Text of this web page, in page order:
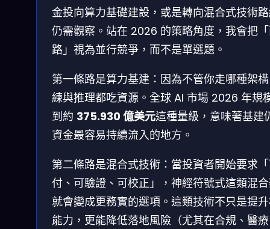
金投向算力基礎建設，或是轉向混合式技術
仍需觀察。站在 2026 的策略角度，我會把
路」視為並行競爭，而不是單選題。
第一條路是算力基建：因為不管你走哪種架
練與推理都吃資源。全球 AI 市場 2026 年規
到約 375.930 億美元這種量級，意味著基建
資金最容易持續流入的地方。
第二條路是混合式技術：當投資者開始要求
付、可驗證、可校正」，神經符號式這類混
就會變成更務實的選項。這類技術不只是提
能力，更能降低落地風險（尤其在合規、醫